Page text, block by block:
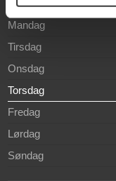
Åbningstider
Mandag
Tirsdag
Onsdag
Torsdag
Fredag
Lørdag
Søndag